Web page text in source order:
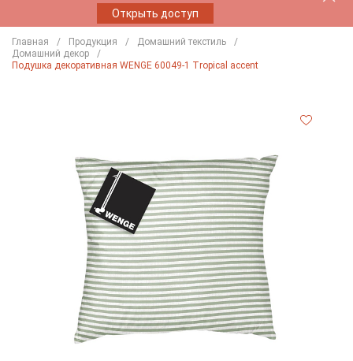
Открыть доступ
Главная Продукция
Домашний текстиль
Домашний декор
Подушка декоративная WENGE 60049-1 Tropical accent